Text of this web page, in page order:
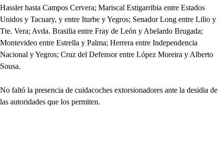
Hassler hasta Campos Cervera; Mariscal Estigarribia entre Estados
Unidos y Tacuary, y entre Iturbe y Yegros; Senador Long entre Lilio y
Tte. Vera; Avda. Brasilia entre Fray de León y Abelardo Brugada;
Montevideo entre Estrella y Palma; Herrera entre Independencia
Nacional y Yegros; Cruz del Defensor entre López Moreira y Alberto
Sousa.
No faltó la presencia de cuidacoches extorsionadores ante la desidia de
las autoridades que los permiten.